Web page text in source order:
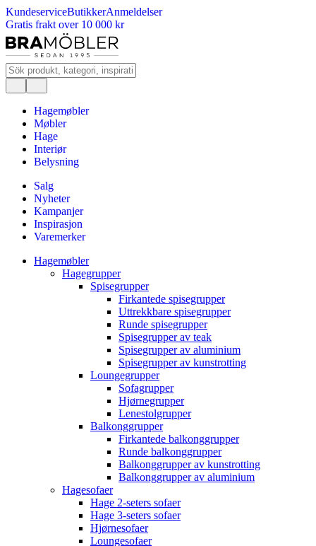
KundeserviceButikkerAnmeldelser
Gratis frakt over 10 000 kr
Hagemøbler
Møbler
Hage
Interiør
Belysning
Salg
Nyheter
Kampanjer
Inspirasjon
Varemerker
Hagemøbler
Hagegrupper
Spisegrupper
Firkantede spisegrupper
Uttrekkbare spisegrupper
Runde spisegrupper
Spisegrupper av teak
Spisegrupper av aluminium
Spisegrupper av kunstrotting
Loungegrupper
Sofagrupper
Hjørnegrupper
Lenestolgrupper
Balkonggrupper
Firkantede balkonggrupper
Runde balkonggrupper
Balkonggrupper av kunstrotting
Balkonggrupper av aluminium
Hagesofaer
Hage 2-seters sofaer
Hage 3-seters sofaer
Hjørnesofaer
Loungesofaer